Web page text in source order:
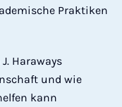
Praktiken
Haraways
und wie
kann